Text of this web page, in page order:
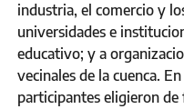
industria, el comercio y
universidades e
educativo; y a
vecinales de la cuenca.
participantes eligieron